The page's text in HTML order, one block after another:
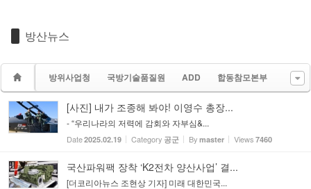
방산뉴스
방위사업청 국방기술품질원 ADD 합동참모본부
[사진] 내가 조종해 봐야! 이영수 총장...
- “우리나라의 저력에 감회와 자부심&...
Date2025.02.19 Category 공군 By master Views 7460
국산파워팩 장착 ‘K2전차 양산사업’ 결...
[더코리아뉴스 조현상 기자] 미래 대한민국...